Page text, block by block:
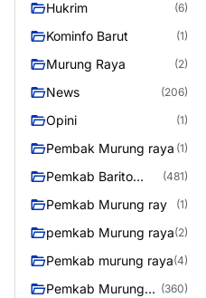
Hukrim (6)
Kominfo Barut (1)
Murung Raya (2)
News (206)
Opini (1)
Pembak Murung raya (1)
Pemkab Barito
Utara
(481)
Pemkab Murung ray (1)
pemkab Murung raya(2)
Pemkab murung raya(4)
Pemkab Murung
(360)